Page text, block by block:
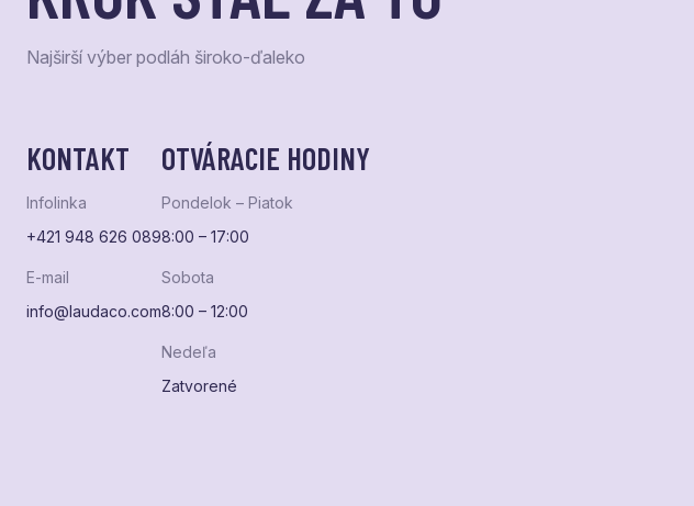
Najširší výber podláh široko-ďaleko
KONTAKT
Infolinka
+421 948 626 089
E-mail
info@laudaco.com
OTVÁRACIE HODINY
Pondelok – Piatok
8:00 – 17:00
Sobota
8:00 – 12:00
Nedeľa
Zatvorené